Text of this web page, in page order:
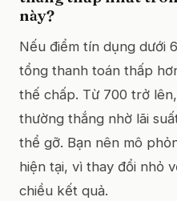
này?
Nếu điểm tín dụng dưới
tổng thanh toán thấp
thế chấp. Từ 700 trở
thường thắng nhờ lãi
thể gỡ. Bạn nên mô
hiện tại, vì thay đổi nhỏ
chiều kết quả.